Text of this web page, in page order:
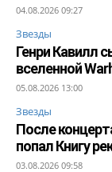
04.08.2026 09:27
Звезды
Генри Кавилл
вселенной
05.08.2026 13:00
Звезды
После
попал Книгу
03.08.2026 09:58